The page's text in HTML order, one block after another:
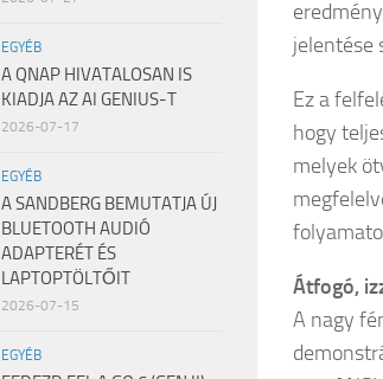
jelentése
Ez a
hogy
melyek
Átfogó,
A nagy
EGYÉB
A QNAP HIVATALOSAN IS
KIADJA AZ AI GENIUS-T
2026-07-17
EGYÉB
A SANDBERG BEMUTATJA ÚJ
BLUETOOTH AUDIÓ
ADAPTERÉT ÉS
LAPTOPTÖLTŐIT
2026-07-15
EGYÉB